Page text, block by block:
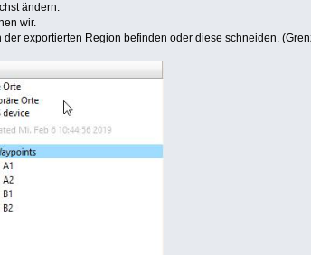
ändern.
wir.
exportierten Region befinden oder diese schneiden.